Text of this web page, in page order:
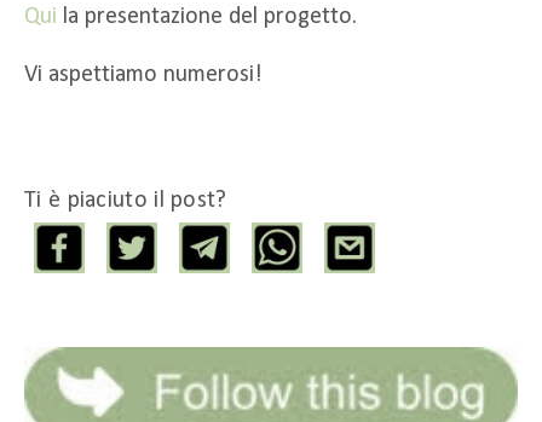
Qui la presentazione del progetto.
Vi aspettiamo numerosi!
Ti è piaciuto il post?